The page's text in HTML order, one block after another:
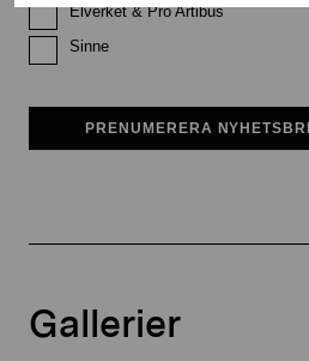
Elverket & Pro Artibus
Sinne
PRENUMERERA
Gallerier